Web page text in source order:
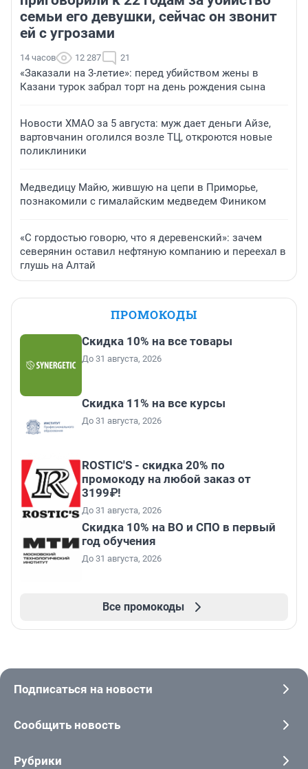
семьи его девушки, сейчас он звонит
ей с угрозами
14 часов 12 287 21
«Заказали на 3-летие»: перед убийством жены в
Казани турок забрал торт на день рождения сына
Новости ХМАО за 5 августа: муж дает деньги Айзе,
вартовчанин оголился возле ТЦ, откроются новые
поликлиники
Медведицу Майю, жившую на цепи в Приморье,
познакомили с гималайским медведем Фиником
«С гордостью говорю, что я деревенский»: зачем
северянин оставил нефтяную компанию и переехал в
глушь на Алтай
ПРОМОКОДЫ
Скидка 10% на все товары
До 31 августа, 2026
Скидка 11% на все курсы
До 31 августа, 2026
ROSTIC'S - скидка 20% по
промокоду на любой заказ от
3199₽!
До 31 августа, 2026
Скидка 10% на ВО и СПО в первый
год обучения
До 31 августа, 2026
Все промокоды
Подписаться на новости
Сообщить новость
Рубрики